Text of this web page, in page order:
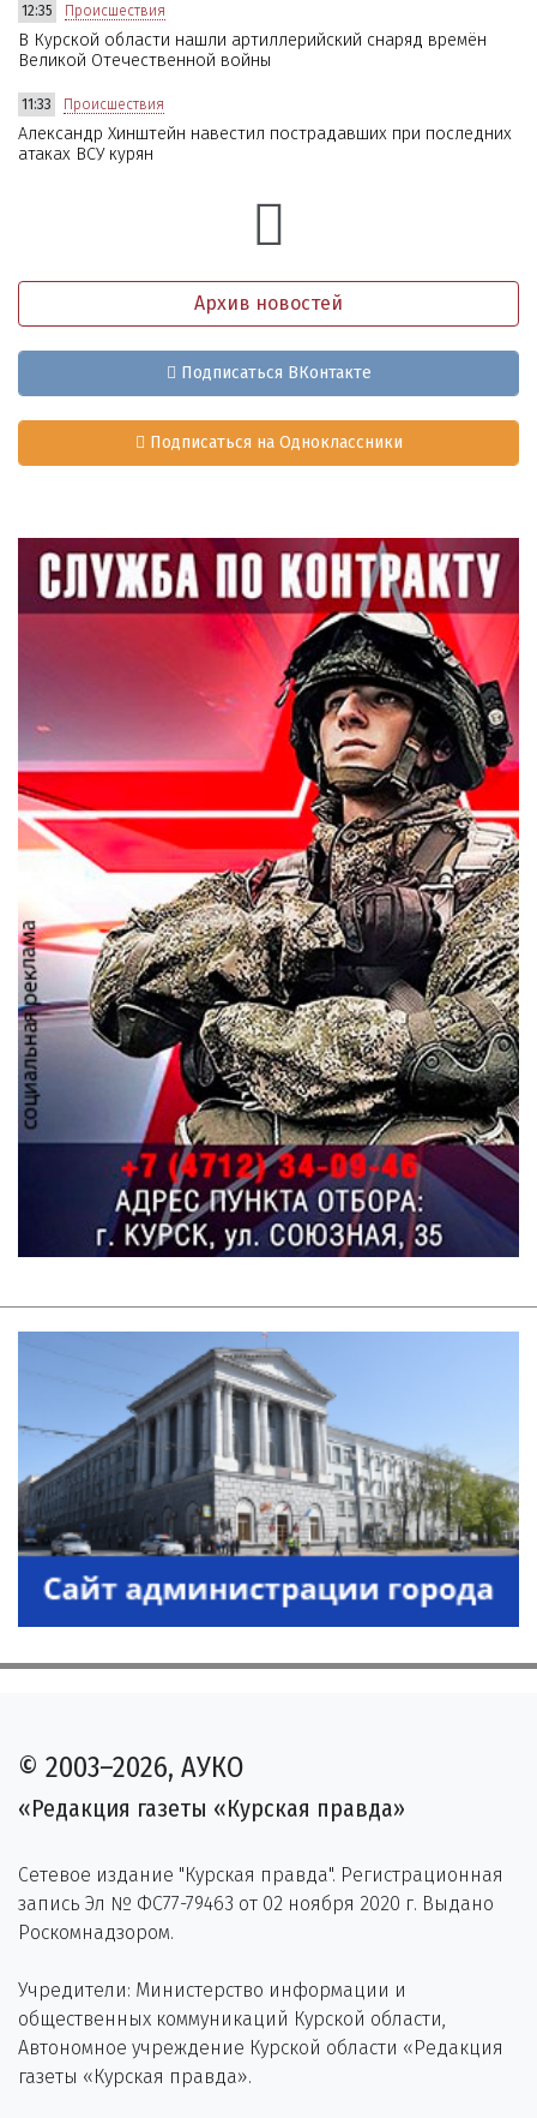
12:35 Происшествия
В Курской области нашли артиллерийский снаряд времён
Великой Отечественной войны
11:33 Происшествия
Александр Хинштейн навестил пострадавших при последних
атаках ВСУ курян
Архив новостей
Подписаться ВКонтакте
Подписаться на Одноклассники
© 2003–2026, АУКО
«Редакция газеты «Курская правда»
Сетевое издание "Курская правда". Регистрационная
запись Эл № ФС77-79463 от 02 ноября 2020 г. Выдано
Роскомнадзором.
Учредители: Министерство информации и
общественных коммуникаций Курской области,
Автономное учреждение Курской области «Редакция
газеты «Курская правда».